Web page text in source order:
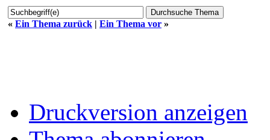
« Ein Thema zurück | Ein Thema vor »
Druckversion anzeigen